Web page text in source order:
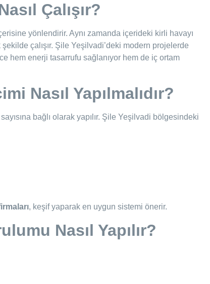
Çalışır?
yönlendirir. Aynı zamanda içerideki kirli havayı
çalışır. Şile Yeşilvadi’deki modern projelerde
hem enerji tasarrufu sağlanıyor hem de iç ortam
Nasıl Yapılmalıdır?
bağlı olarak yapılır. Şile Yeşilvadi bölgesindeki
, keşif yaparak en uygun sistemi önerir.
Nasıl Yapılır?